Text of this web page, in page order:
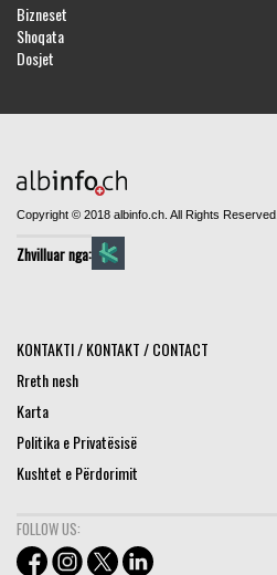
Bizneset
Shoqata
Dosjet
Copyright © 2018 albinfo.ch. All Rights Reserved.
Zhvilluar nga:
KONTAKTI / KONTAKT / CONTACT
Rreth nesh
Karta
Politika e Privatësisë
Kushtet e Përdorimit
FOLLOW US: